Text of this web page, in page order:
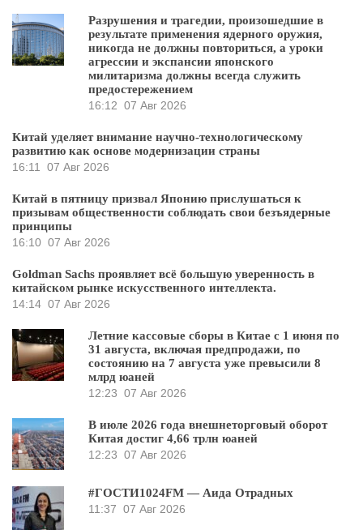
Разрушения и трагедии, произошедшие в
результате применения ядерного оружия,
никогда не должны повториться, а уроки
агрессии и экспансии японского
милитаризма должны всегда служить
предостережением
16:12 07 Авг 2026
Китай уделяет внимание научно-технологическому
развитию как основе модернизации страны
16:11 07 Авг 2026
Китай в пятницу призвал Японию прислушаться к
призывам общественности соблюдать свои безъядерные
принципы
16:10 07 Авг 2026
Goldman Sachs проявляет всё большую уверенность в
китайском рынке искусственного интеллекта.
14:14 07 Авг 2026
Летние кассовые сборы в Китае с 1 июня по
31 августа, включая предпродажи, по
состоянию на 7 августа уже превысили 8
млрд юаней
12:23 07 Авг 2026
В июле 2026 года внешнеторговый оборот
Китая достиг 4,66 трлн юаней
12:23 07 Авг 2026
#ГОСТИ1024FM — Аида Отрадных
11:37 07 Авг 2026